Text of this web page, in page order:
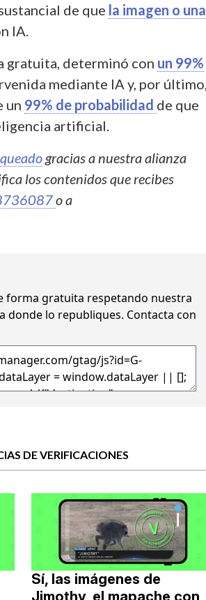
de que la imagen o una
IA.
gratuita, determinó con un 99%
mediante IA y, por último,
un 99% de probabilidad de que
artificial.
gracias a nuestra alianza
los contenidos que recibes
o a
forma gratuita respetando nuestra
donde lo republiques. Contacta con
DE VERIFICACIONES
Sí, las imágenes de
Jimothy, el mapache con